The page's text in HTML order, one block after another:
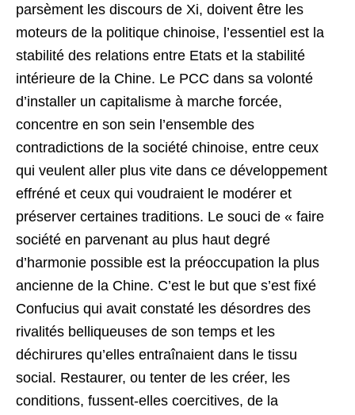
parsèment les discours de Xi, doivent être les
moteurs de la politique chinoise, l’essentiel est la
stabilité des relations entre Etats et la stabilité
intérieure de la Chine. Le PCC dans sa volonté
d’installer un capitalisme à marche forcée,
concentre en son sein l’ensemble des
contradictions de la société chinoise, entre ceux
qui veulent aller plus vite dans ce développement
effréné et ceux qui voudraient le modérer et
préserver certaines traditions. Le souci de « faire
société en parvenant au plus haut degré
d’harmonie possible est la préoccupation la plus
ancienne de la Chine. C’est le but que s’est fixé
Confucius qui avait constaté les désordres des
rivalités belliqueuses de son temps et les
déchirures qu’elles entraînaient dans le tissu
social. Restaurer, ou tenter de les créer, les
conditions, fussent-elles coercitives, de la